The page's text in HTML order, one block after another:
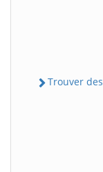
Trouver